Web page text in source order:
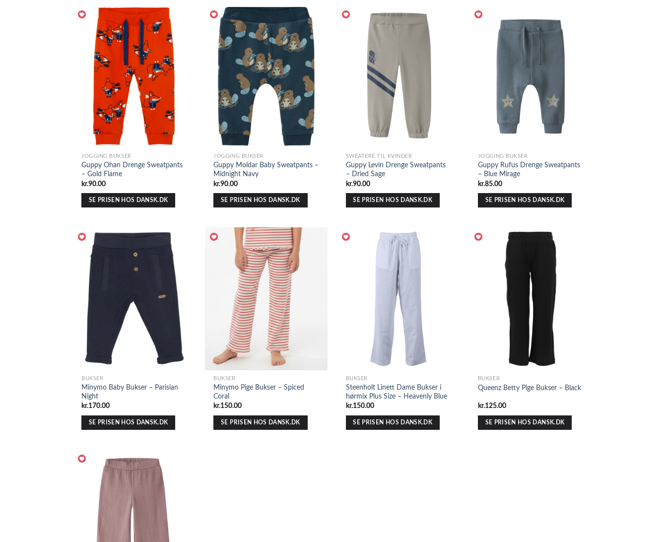
JOGGING BUKSER
Guppy Ohan Drenge Sweatpants
– Gold Flame
kr.90.00
SE PRISEN HOS DANSK.DK
JOGGING BUKSER
Guppy Moldar Baby Sweatpants –
Midnight Navy
kr.90.00
SE PRISEN HOS DANSK.DK
SWEATERE TIL KVINDER
Guppy Levin Drenge Sweatpants
– Dried Sage
kr.90.00
SE PRISEN HOS DANSK.DK
JOGGING BUKSER
Guppy Rufus Drenge Sweatpants
– Blue Mirage
kr.85.00
SE PRISEN HOS DANSK.DK
BUKSER
Minymo Baby Bukser – Parisian
Night
kr.170.00
SE PRISEN HOS DANSK.DK
BUKSER
Minymo Pige Bukser – Spiced
Coral
kr.150.00
SE PRISEN HOS DANSK.DK
BUKSER
Steenholt Linett Dame Bukser i
hørmix Plus Size – Heavenly Blue
kr.150.00
SE PRISEN HOS DANSK.DK
BUKSER
Queenz Betty Pige Bukser – Black
kr.125.00
SE PRISEN HOS DANSK.DK